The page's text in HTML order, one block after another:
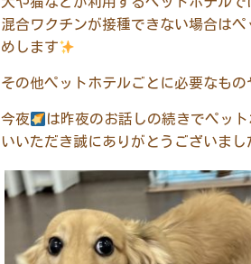
混合ワクチンが接種できない場合は
めします
その他ペットホテルごとに必要なも
今夜 は昨夜のお話しの続きでペッ
いいただき誠にありがとうございまし